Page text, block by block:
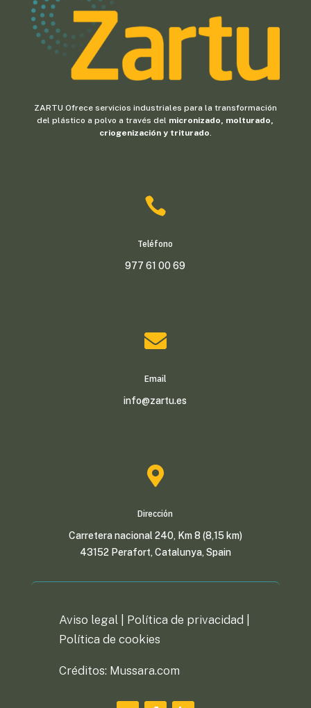
ZARTU Ofrece servicios industriales para la transformación
del plástico a polvo a través del micronizado, molturado,
criogenización y triturado.

Teléfono
977 61 00 69

Email
info@zartu.es

Dirección
Carretera nacional 240, Km 8 (8,15 km)
43152 Perafort, Catalunya, Spain
Aviso legal | Política de privacidad
Política de cookies
Créditos: Mussara.com